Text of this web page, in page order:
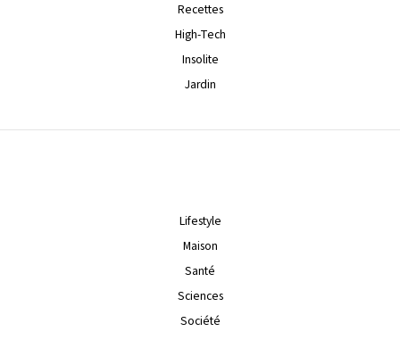
Recettes
High-Tech
Insolite
Jardin
Lifestyle
Maison
Santé
Sciences
Société